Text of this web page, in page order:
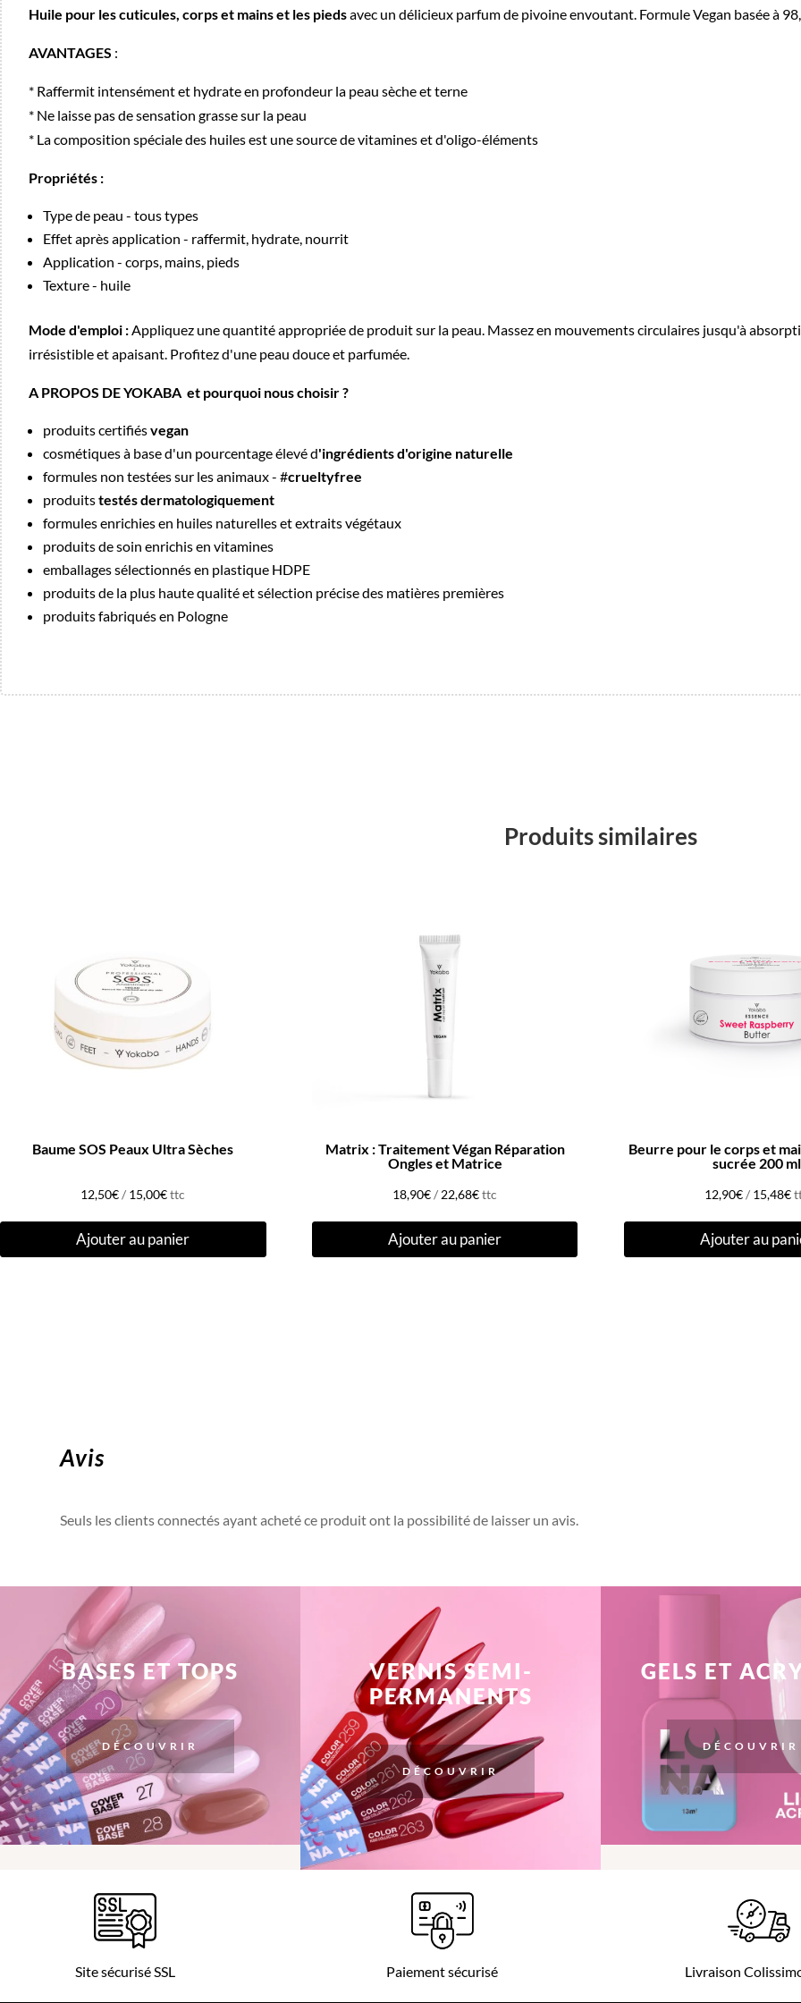
Huile pour les cuticules, corps et mains et les piedsavec un délicieux parfum de pivoine envoutant. Formule Vegan basée à
AVANTAGES :
* Raffermit intensément et hydrate en profondeur la peau sèche et terne
* Ne laisse pas de sensation grasse sur la peau
* La composition spéciale des huiles est une source de vitamines et d'oligo-éléments
Propriétés :
Type de peau - tous types
Effet après application - raffermit, hydrate, nourrit
Application - corps, mains, pieds
Texture - huile
Mode d'emploi : Appliquez une quantité appropriée de produit sur la peau. Massez en mouvements circulaires jusqu'à
irrésistible et apaisant. Profitez d'une peau douce et parfumée.
A PROPOS DE YOKABA et pourquoi nous choisir ?
produits certifiésvegan
cosmétiques à base d'un pourcentage élevé d'ingrédients d'origine naturelle
formules non testées sur les animaux - #crueltyfree
produitstestés dermatologiquement
formules enrichies en huiles naturelles et extraits végétaux
produits de soin enrichis en vitamines
emballages sélectionnés en plastique HDPE
produits de la plus haute qualité et sélection précise des matières premières
produits fabriqués en Pologne
Produits similaires
Baume SOS Peaux Ultra Sèches
12,50€/ 15,00€ttc
Ajouter au panier
Matrix : Traitement Végan Réparation
Ongles et Matrice
18,90€/ 22,68€ttc
Ajouter au panier
Beurre pour le corps et
sucrée 200 ml
12,90€/ 15,48€
Ajouter au
Avis
Seuls les clients connectés ayant acheté ce produit ont la possibilité de laisser un avis.
BASES ET TOPS
DÉCOUVRIR
VERNIS SEMI-
PERMANENTS
DÉCOUVRIR
GELS ET
DÉCOUVRIR
Site sécurisé SSL Paiement sécurisé Livraison